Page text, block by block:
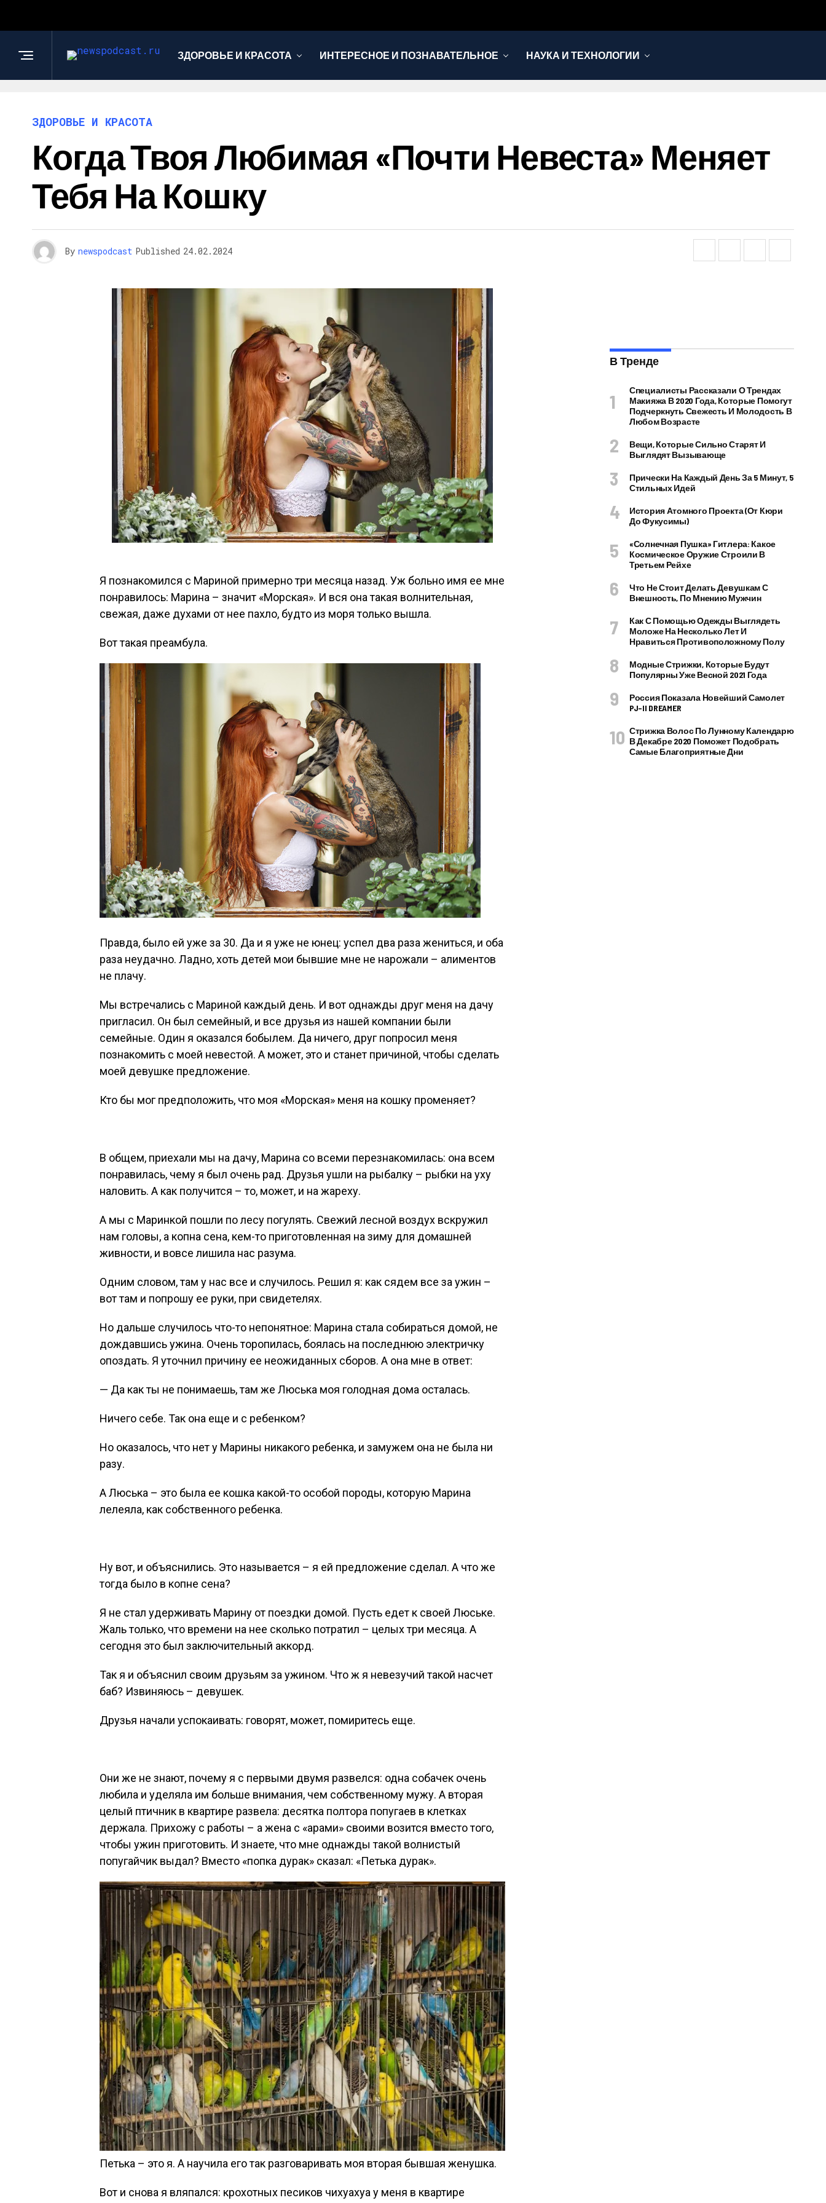
ЗДОРОВЬЕ И КРАСОТА ИНТЕРЕСНОЕ И ПОЗНАВАТЕЛЬНОЕ НАУКА И ТЕХНОЛОГИИ
ЗДОРОВЬЕ И КРАСОТА
Когда Твоя Любимая «почти Невеста» Меняет
Тебя На Кошку
By newspodcast Published 24.02.2024
Я познакомился с Мариной примерно три месяца назад. Уж больно имя ее мне
понравилось: Марина – значит «Морская». И вся она такая волнительная,
свежая, даже духами от нее пахло, будто из моря только вышла.
Вот такая преамбула.
Правда, было ей уже за 30. Да и я уже не юнец: успел два раза жениться, и оба
раза неудачно. Ладно, хоть детей мои бывшие мне не нарожали – алиментов
не плачу.
Мы встречались с Мариной каждый день. И вот однажды друг меня на дачу
пригласил. Он был семейный, и все друзья из нашей компании были
семейные. Один я оказался бобылем. Да ничего, друг попросил меня
познакомить с моей невестой. А может, это и станет причиной, чтобы сделать
моей девушке предложение.
Кто бы мог предположить, что моя «Морская» меня на кошку променяет?
В общем, приехали мы на дачу, Марина со всеми перезнакомилась: она всем
понравилась, чему я был очень рад. Друзья ушли на рыбалку – рыбки на уху
наловить. А как получится – то, может, и на жареху.
А мы с Маринкой пошли по лесу погулять. Свежий лесной воздух вскружил
нам головы, а копна сена, кем-то приготовленная на зиму для домашней
живности, и вовсе лишила нас разума.
Одним словом, там у нас все и случилось. Решил я: как сядем все за ужин –
вот там и попрошу ее руки, при свидетелях.
Но дальше случилось что-то непонятное: Марина стала собираться домой, не
дождавшись ужина. Очень торопилась, боялась на последнюю электричку
опоздать. Я уточнил причину ее неожиданных сборов. А она мне в ответ:
— Да как ты не понимаешь, там же Люська моя голодная дома осталась.
Ничего себе. Так она еще и с ребенком?
Но оказалось, что нет у Марины никакого ребенка, и замужем она не была ни
разу.
А Люська – это была ее кошка какой-то особой породы, которую Марина
лелеяла, как собственного ребенка.
Ну вот, и объяснились. Это называется – я ей предложение сделал. А что же
тогда было в копне сена?
Я не стал удерживать Марину от поездки домой. Пусть едет к своей Люське.
Жаль только, что времени на нее сколько потратил – целых три месяца. А
сегодня это был заключительный аккорд.
Так я и объяснил своим друзьям за ужином. Что ж я невезучий такой насчет
баб? Извиняюсь – девушек.
Друзья начали успокаивать: говорят, может, помиритесь еще.
Они же не знают, почему я с первыми двумя развелся: одна собачек очень
любила и уделяла им больше внимания, чем собственному мужу. А вторая
целый птичник в квартире развела: десятка полтора попугаев в клетках
держала. Прихожу с работы – а жена с «арами» своими возится вместо того,
чтобы ужин приготовить. И знаете, что мне однажды такой волнистый
попугайчик выдал? Вместо «попка дурак» сказал: «Петька дурак».
Петька – это я. А научила его так разговаривать моя вторая бывшая женушка.
Вот и снова я вляпался: крохотных песиков чихуахуа у меня в квартире
В Тренде
Специалисты Рассказали О Трендах
Макияжа В 2020 Года, Которые Помогут
Подчеркнуть Свежесть И Молодость В
Любом Возрасте
Вещи, Которые Сильно Старят И
Выглядят Вызывающе
Прически На Каждый День За 5 Минут, 5
Стильных Идей
История Атомного Проекта (от Кюри
До Фукусимы)
«Солнечная Пушка» Гитлера: Какое
Космическое Оружие Строили В
Третьем Рейхе
Что Не Стоит Делать Девушкам С
Внешность, По Мнению Мужчин
Как С Помощью Одежды Выглядеть
Моложе На Несколько Лет И
Нравиться Противоположному Полу
Модные Стрижки, Которые Будут
Популярны Уже Весной 2021 Года
Россия Показала Новейший Самолет
PJ–II DREAMER
Стрижка Волос По Лунному Календарю
В Декабре 2020 Поможет Подобрать
Самые Благоприятные Дни